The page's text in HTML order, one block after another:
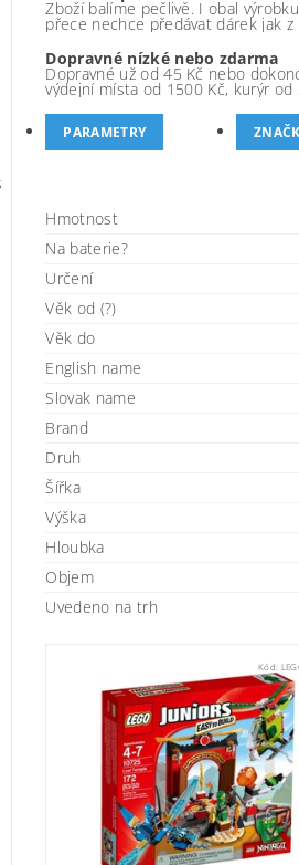
Zboží balíme pečlivě. I obal
přece nechce předávat dárek jak z
Dopravné nízké nebo zdarma
Dopravné už od 45 Kč nebo
výdejní místa od 1500 Kč, kurýr od
PARAMETRY
Hmotnost
Na baterie?
Určení
Věk od (?)
Věk do
English name
Slovak name
Brand
Druh
Šířka
Výška
Hloubka
Objem
Uvedeno na trh
Kód: